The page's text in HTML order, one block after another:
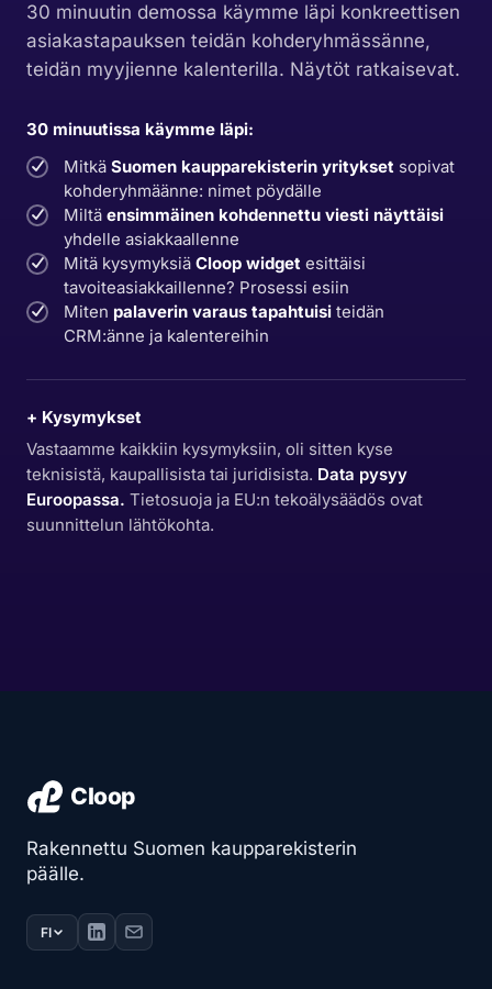
30 minuutin demossa käymme läpi konkreettisen
asiakastapauksen teidän kohderyhmässänne,
teidän myyjienne kalenterilla. Näytöt ratkaisevat.
30 minuutissa käymme läpi:
Mitkä Suomen kaupparekisterin yritykset sopivat
kohderyhmäänne: nimet pöydälle
Miltä ensimmäinen kohdennettu viesti näyttäisi
yhdelle asiakkaallenne
Mitä kysymyksiä Cloop widget esittäisi
tavoiteasiakkaillenne? Prosessi esiin
Miten palaverin varaus tapahtuisi teidän
CRM:änne ja kalentereihin
+ Kysymykset
Vastaamme kaikkiin kysymyksiin, oli sitten kyse
teknisistä, kaupallisista tai juridisista. Data pysyy
Euroopassa. Tietosuoja ja EU:n tekoälysäädös ovat
suunnittelun lähtökohta.
Rakennettu Suomen kaupparekisterin
päälle.
FI